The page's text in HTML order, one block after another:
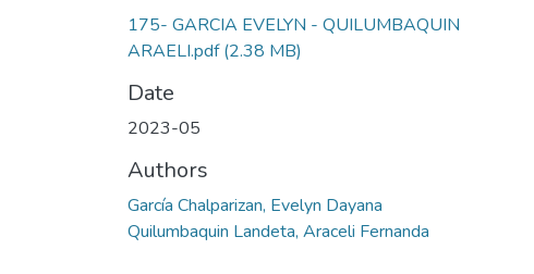
175- GARCIA EVELYN - QUILUMBAQUIN
ARAELI.pdf(2.38 MB)
Date
2023-05
Authors
García Chalparizan, Evelyn Dayana
Quilumbaquin Landeta, Araceli Fernanda